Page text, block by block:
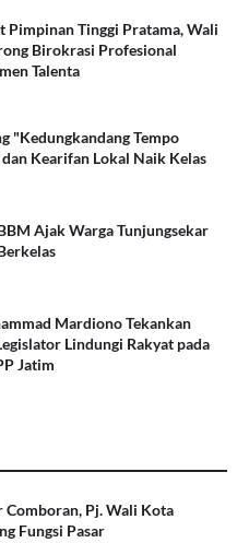
Pimpinan Tinggi Pratama, Wali
Birokrasi Profesional
Talenta
"Kedungkandang Tempo
Kearifan Lokal Naik Kelas
Ajak Warga Tunjungsekar
Mardiono Tekankan
Lindungi Rakyat pada
Jatim
Comboran, Pj. Wali Kota
Fungsi Pasar